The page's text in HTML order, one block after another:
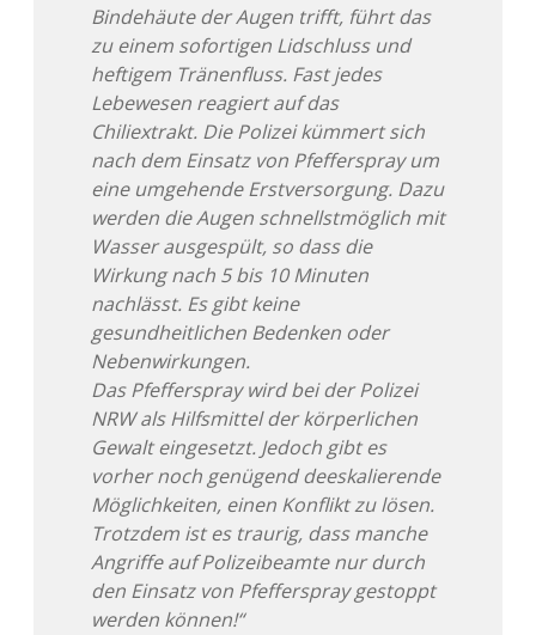
Bindehäute der Augen trifft, führt das
zu einem sofortigen Lidschluss und
heftigem Tränenfluss. Fast jedes
Lebewesen reagiert auf das
Chiliextrakt. Die Polizei kümmert sich
nach dem Einsatz von Pfefferspray um
eine umgehende Erstversorgung. Dazu
werden die Augen schnellstmöglich mit
Wasser ausgespült, so dass die
Wirkung nach 5 bis 10 Minuten
nachlässt. Es gibt keine
gesundheitlichen Bedenken oder
Nebenwirkungen.
Das Pfefferspray wird bei der Polizei
NRW als Hilfsmittel der körperlichen
Gewalt eingesetzt. Jedoch gibt es
vorher noch genügend deeskalierende
Möglichkeiten, einen Konflikt zu lösen.
Trotzdem ist es traurig, dass manche
Angriffe auf Polizeibeamte nur durch
den Einsatz von Pfefferspray gestoppt
werden können!“